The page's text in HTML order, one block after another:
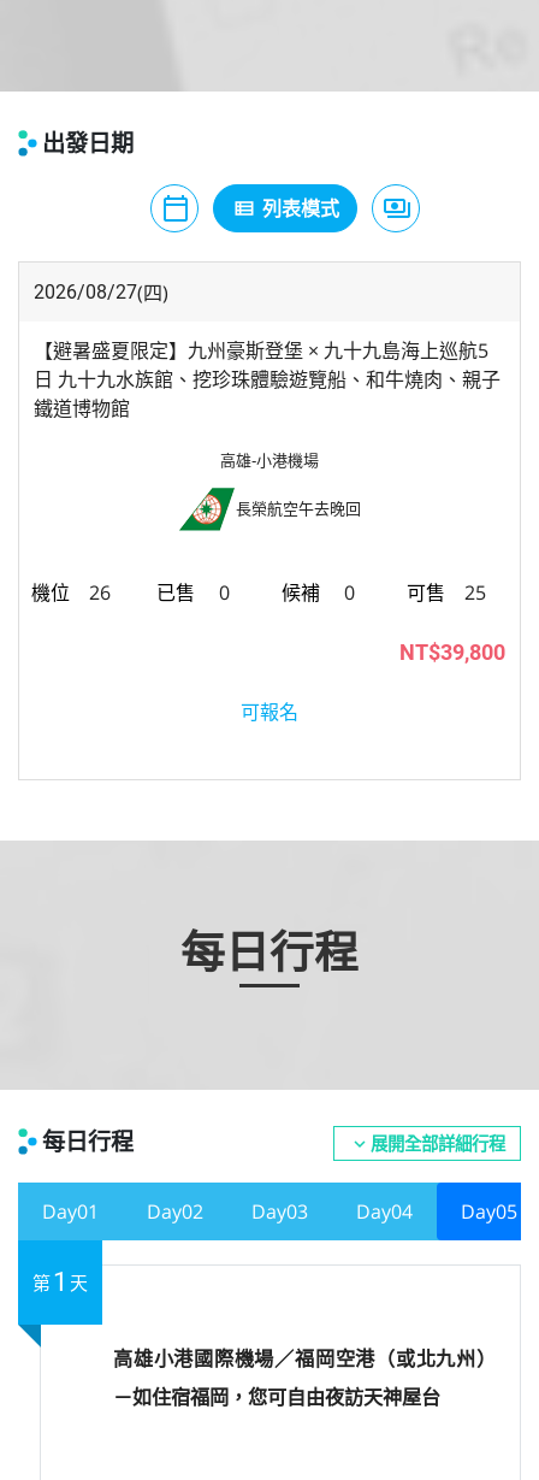
出發日期
calendar_today
月曆模式
view_list
列表模式 payments
價格模式
2026/08/27(四)
【避暑盛夏限定】九州豪斯登堡 × 九十九島海上巡航5
日 九十九水族館、挖珍珠體驗遊覽船、和牛燒肉、親子
鐵道博物館
高雄-小港機場
長榮航空午去晚回
26 0 0 25
NT$39,800
可報名
每日行程
每日行程 expand_more 展開全部詳細行程
Day01 Day02 Day03 Day04 Day05
第1 天
高雄小港國際機場／福岡空港（或北九州）
－如住宿福岡，您可自由夜訪天神屋台